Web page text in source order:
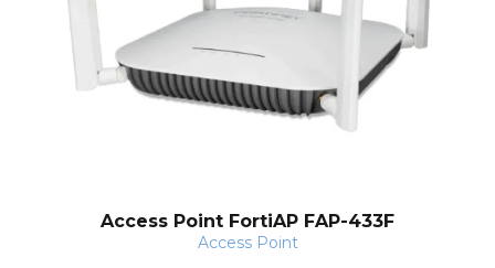
Access Point FortiAP FAP-433F
Access Point